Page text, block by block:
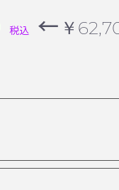
税込 ← ￥